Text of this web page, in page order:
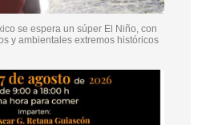
se espera un súper El Niño, con
y ambientales extremos históricos